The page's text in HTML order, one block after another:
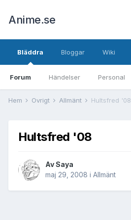
Anime.se
Bläddra
Forum Händelser Personal
Bloggar Wiki
Hem Övrigt Allmänt Hultsfred '08
Hultsfred '08
AvSaya
maj 29, 2008 i Allmänt